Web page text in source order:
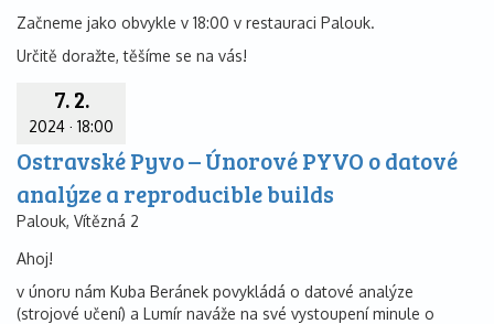
Začneme jako obvykle v 18:00 v restauraci Palouk.
Určitě doražte, těšíme se na vás!
7. 2.
2024 ·18:00
Ostravské Pyvo – Únorové PYVO o datové
analýze a reproducible builds
Palouk, Vítězná 2
Ahoj!
v únoru nám Kuba Beránek povykládá o datové analýze
(strojové učení) a Lumír naváže na své vystoupení minule o